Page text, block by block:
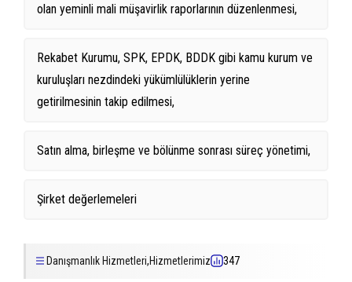
olan yeminli mali müşavirlik raporlarının düzenlenmesi,
Rekabet Kurumu, SPK, EPDK, BDDK gibi kamu kurum ve
kuruluşları nezdindeki yükümlülüklerin yerine
getirilmesinin takip edilmesi,
Satın alma, birleşme ve bölünme sonrası süreç yönetimi,
Şirket değerlemeleri
Danışmanlık Hizmetleri,Hizmetlerimiz 347